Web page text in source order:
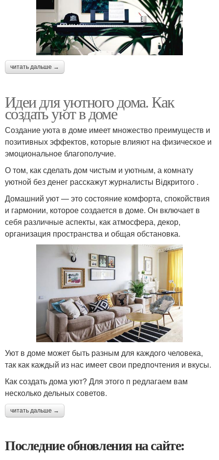
читать дальше →
Идеи для уютного дома. Как
создать уют в доме
Создание уюта в доме имеет множество преимуществ и
позитивных эффектов, которые влияют на физическое и
эмоциональное благополучие.
О том, как сделать дом чистым и уютным, а комнату
уютной без денег расскажут журналисты Відкритого .
Домашний уют — это состояние комфорта, спокойствия
и гармонии, которое создается в доме. Он включает в
себя различные аспекты, как атмосфера, декор,
организация пространства и общая обстановка.
Уют в доме может быть разным для каждого человека,
так как каждый из нас имеет свои предпочтения и вкусы.
Как создать дома уют? Для этого п редлагаем вам
несколько дельных советов.
читать дальше →
Последние обновления на сайте: